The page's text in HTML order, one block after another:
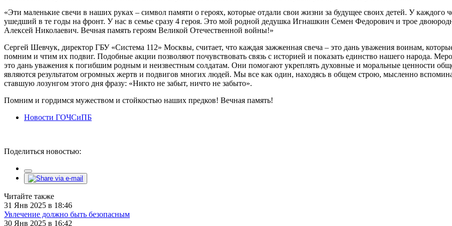
«Эти маленькие свечи в наших руках – символ памяти о героях, которые отдали свои жизни за будущее своих детей. У каждого
ушедший в те годы на фронт. У нас в семье сразу 4 героя. Это мой родной дедушка Игнашкин Семен Федорович и трое
Алексей Николаевич. Вечная память героям Великой Отечественной войны!»
Сергей Шевчук, директор ГБУ «Система 112» Москвы, считает, что каждая зажженная свеча – это дань уважения воинам,
помним и чтим их подвиг. Подобные акции позволяют почувствовать связь с историей и показать единство нашего народа.
это дань уважения к погибшим родным и неизвестным солдатам. Они помогают укреплять духовные и моральные ценности
являются результатом огромных жертв и подвигов многих людей. Мы все как один, находясь в общем строю, мысленно
ставшую лозунгом этого дня фразу: «Никто не забыт, ничто не забыто».
Помним и гордимся мужеством и стойкостью наших предков! Вечная память!
Новости ГОЧСиПБ
Поделиться новостью:
Читайте также
31 Янв 2025 в 18:46
Увлечение должно быть безопасным
30 Янв 2025 в 16:42